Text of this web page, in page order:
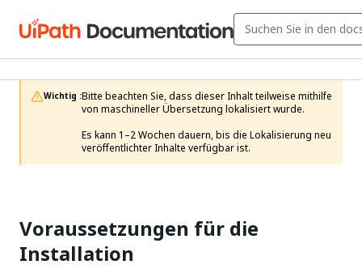
Wichtig :Bitte beachten Sie, dass dieser Inhalt teilweise mithilfe
von maschineller Übersetzung lokalisiert wurde.
Es kann 1–2 Wochen dauern, bis die Lokalisierung neu
veröffentlichter Inhalte verfügbar ist.
Voraussetzungen für die
Installation